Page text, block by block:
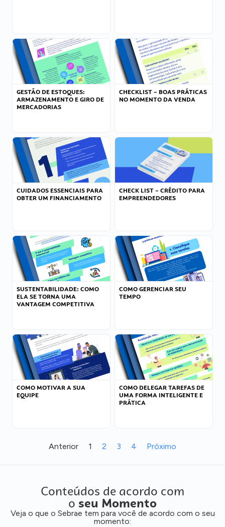
GESTÃO DE ESTOQUES:
ARMAZENAMENTO E GIRO DE
MERCADORIAS
CHECKLIST – BOAS PRÁTICAS
NO MOMENTO DA VENDA
CUIDADOS ESSENCIAIS PARA
OBTER UM FINANCIAMENTO
CHECK LIST – CRÉDITO PARA
EMPREENDEDORES
SUSTENTABILIDADE: COMO
ELA SE TORNA UMA
VANTAGEM COMPETITIVA
COMO GERENCIAR SEU
TEMPO
COMO MOTIVAR A SUA
EQUIPE
COMO DELEGAR TAREFAS DE
UMA FORMA INTELIGENTE E
PRÁTICA
Anterior 1 2 3 4 Próximo
Conteúdos de acordo com
o seu Momento
Veja o que o Sebrae tem para você de acordo com o seu
momento: